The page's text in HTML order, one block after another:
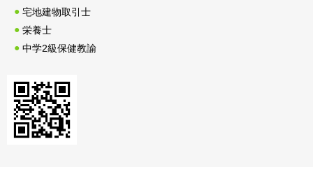
宅地建物取引士
栄養士
中学2級保健教諭